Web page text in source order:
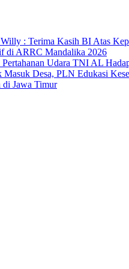
: Terima Kasih BI Atas
di ARRC Mandalika 2026
Udara TNI AL
Desa, PLN Edukasi
di Jawa Timur